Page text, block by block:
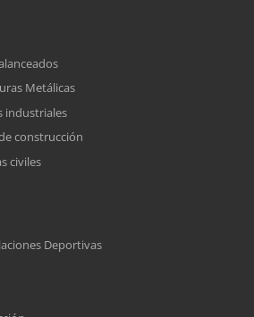
Metálicas
industriales
construcción
civiles
Deportivas